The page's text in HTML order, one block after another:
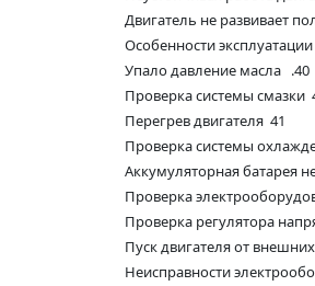
Двигатель не развивает
Особенности
Упало давление масла .40
Проверка системы смазки
Перегрев двигателя 41
Проверка системы
Аккумуляторная батарея
Проверка
Проверка регулятора
Пуск двигателя от
Неисправности